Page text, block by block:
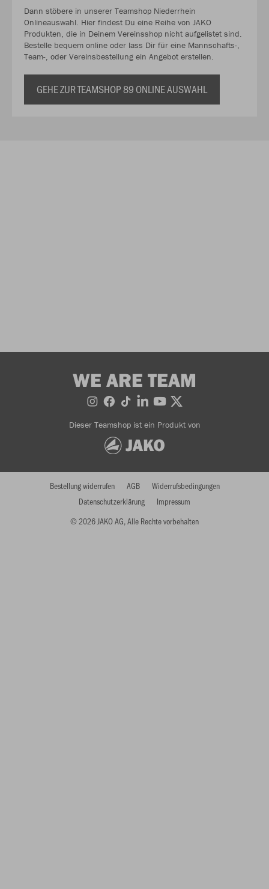
Dann stöbere in unserer Teamshop Niederrhein
Onlineauswahl. Hier findest Du eine Reihe von JAKO
Produkten, die in Deinem Vereinsshop nicht aufgelistet sind.
Bestelle bequem online oder lass Dir für eine Mannschafts-,
Team-, oder Vereinsbestellung ein Angebot erstellen.
GEHE ZUR TEAMSHOP 89 ONLINE AUSWAHL
WE ARE TEAM
Dieser Teamshop ist ein Produkt von
© 2026 JAKO AG, Alle Rechte vorbehalten
Bestellung widerrufen AGB
Widerrufsbedingungen
Datenschutzerklärung
Impressum